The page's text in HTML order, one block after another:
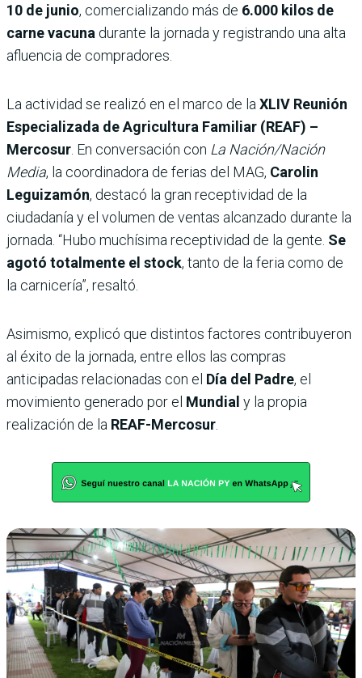
10 de junio, comercializando más de 6.000 kilos de
carne vacuna durante la jornada y registrando una alta
afluencia de compradores.
La actividad se realizó en el marco de la XLIV Reunión
Especializada de Agricultura Familiar (REAF) –
Mercosur . En conversación con La Nación/Nación
Media, la coordinadora de ferias del MAG, Carolin
Leguizamón, destacó la gran receptividad de la
ciudadanía y el volumen de ventas alcanzado durante la
jornada. “Hubo muchísima receptividad de la gente. Se
agotó totalmente el stock, tanto de la feria como de
la carnicería”, resaltó.
Asimismo, explicó que distintos factores contribuyeron
al éxito de la jornada, entre ellos las compras
anticipadas relacionadas con el Día del Padre, el
movimiento generado por el Mundial y la propia
realización de la REAF-Mercosur